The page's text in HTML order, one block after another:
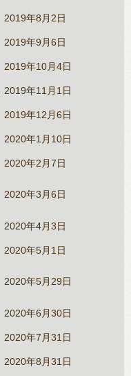
2019年8月2日
2019年9月6日
2019年10月4日
2019年11月1日
2019年12月6日
2020年1月10日
2020年2月7日
2020年3月6日
2020年4月3日
2020年5月1日
2020年5月29日
2020年6月30日
2020年7月31日
2020年8月31日